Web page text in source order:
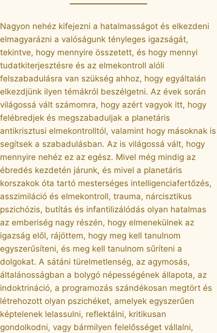
Nagyon nehéz kifejezni a hatalmasságot és elkezdeni
elmagyarázni a valóságunk tényleges igazságát,
tekintve, hogy mennyire összetett, és hogy mennyi
tudatkiterjesztésre és az elmekontroll alóli
felszabadulásra van szükség ahhoz, hogy egyáltalán
elkezdjünk ilyen témákról beszélgetni. Az évek során
világossá vált számomra, hogy azért vagyok itt, hogy
felébredjek és megszabaduljak a planetáris
antikrisztusi elmekontrolltól, valamint hogy másoknak is
segítsek a szabadulásban. Az is világossá vált, hogy
mennyire nehéz ez az egész. Mivel még mindig az
ébredés kezdetén járunk, és mivel a planetáris
korszakok óta tartó mesterséges intelligenciafertőzés,
asszimiláció és elmekontroll, trauma, nárcisztikus
pszichózis, butítás és infantilizálódás olyan hatalmas
az emberiség nagy részén, hogy elmenekülnek az
igazság elől, rájöttem, hogy meg kell tanulnom
egyszerűsíteni, és meg kell tanulnom sűríteni a
dolgokat. A sátáni türelmetlenség, az agymosás,
általánosságban a bolygó népességének állapota, az
indoktrináció, a programozás szándékosan megtört és
létrehozott olyan pszichéket, amelyek egyszerűen
képtelenek lelassulni, reflektálni, kritikusan
gondolkodni, vagy bármilyen felelősséget vállalni,